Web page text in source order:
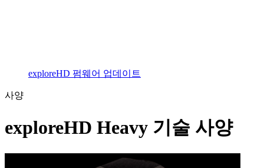
exploreHD 펌웨어 업데이트
사양
exploreHD Heavy 기술 사양